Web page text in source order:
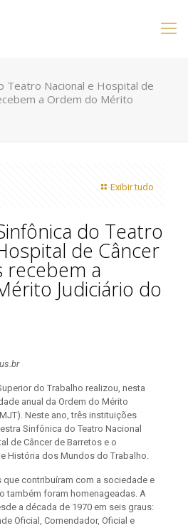
Teatro Nacional e Hospital de
a Ordem do Mérito
Exibir tudo
do Teatro
de Câncer
recebem a
Judiciário do
do Trabalho realizou, nesta
anual da Ordem do Mérito
Neste ano, três instituições
Sinfônica do Teatro Nacional
de Câncer de Barretos e o
História dos Mundos do Trabalho.
que contribuíram com a sociedade e
também foram homenageadas. A
a década de 1970 em seis graus:
Oficial, Comendador, Oficial e